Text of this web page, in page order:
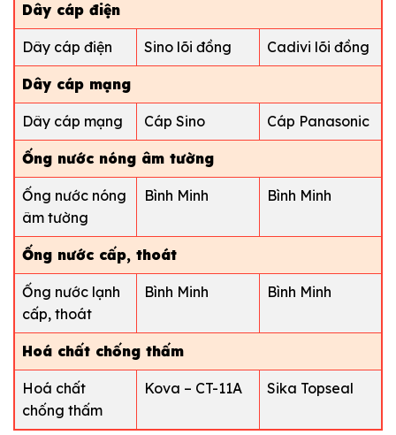
Dây cáp điện
Dây cáp điện Sino lõi đồng Cadivi lõi đồng
Dây cáp mạng
Dây cáp mạng Cáp Sino Cáp Panasonic
Ống nước nóng âm tường
Ống nước nóng
âm tường
Bình Minh Bình Minh
Ống nước cấp, thoát
Ống nước lạnh
cấp, thoát
Bình Minh Bình Minh
Hoá chất chống thấm
Hoá chất
chống thấm
Kova – CT-11A Sika Topseal